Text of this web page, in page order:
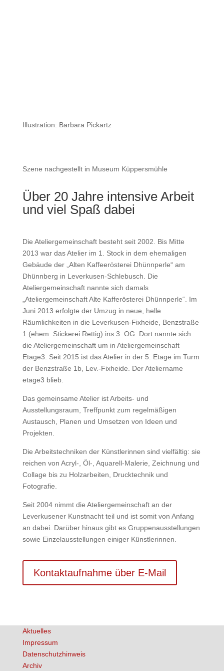
Illustration: Barbara Pickartz
Szene nachgestellt in Museum Küppersmühle
Über 20 Jahre intensive Arbeit
und viel Spaß dabei
Die Ateliergemeinschaft besteht seit 2002. Bis Mitte
2013 war das Atelier im 1. Stock in dem ehemaligen
Gebäude der „Alten Kaffeerösterei Dhünnperle“ am
Dhünnberg in Leverkusen-Schlebusch. Die
Ateliergemeinschaft nannte sich damals
„Ateliergemeinschaft Alte Kafferösterei Dhünnperle“. Im
Juni 2013 erfolgte der Umzug in neue, helle
Räumlichkeiten in die Leverkusen-Fixheide, Benzstraße
1 (ehem. Stickerei Rettig) ins 3. OG. Dort nannte sich
die Ateliergemeinschaft um in Ateliergemeinschaft
Etage3. Seit 2015 ist das Atelier in der 5. Etage im Turm
der Benzstraße 1b, Lev.-Fixheide. Der Ateliername
etage3 blieb.
Das gemeinsame Atelier ist Arbeits- und
Ausstellungsraum, Treffpunkt zum regelmäßigen
Austausch, Planen und Umsetzen von Ideen und
Projekten.
Die Arbeitstechniken der Künstlerinnen sind vielfältig: sie
reichen von Acryl-, Öl-, Aquarell-Malerie, Zeichnung und
Collage bis zu Holzarbeiten, Drucktechnik und
Fotografie.
Seit 2004 nimmt die Ateliergemeinschaft an der
Leverkusener Kunstnacht teil und ist somit von Anfang
an dabei. Darüber hinaus gibt es Gruppenausstellungen
sowie Einzelausstellungen einiger Künstlerinnen.
Kontaktaufnahme über E-Mail
Aktuelles
Impressum
Datenschutzhinweis
Archiv